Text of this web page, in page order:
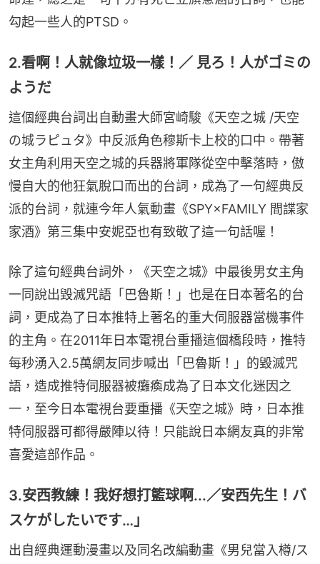
勾起一些人的PTSD。
2.看啊！人就像垃圾一樣！／ 見ろ！人がゴミの
ようだ
這個經典台詞出自動畫大師宮崎駿《天空之城 /天空
の城ラピュタ》中反派角色穆斯卡上校的口中。帶著
女主角利用天空之城的兵器將軍隊從空中擊落時，傲
慢自大的他狂氣脫口而出的台詞，成為了一句經典反
派的台詞，就連今年人氣動畫《SPY×FAMILY 間諜家
家酒》第三集中安妮亞也有致敬了這一句話喔！
除了這句經典台詞外，《天空之城》中最後男女主角
一同說出毀滅咒語「巴魯斯！」也是在日本著名的台
詞，更成為了日本推特上著名的重大伺服器當機事件
的主角。在2011年日本電視台重播這個橋段時，推特
每秒湧入2.5萬網友同步喊出「巴魯斯！」的毀滅咒
語，造成推特伺服器被癱瘓成為了日本文化迷因之
一，至今日本電視台要重播《天空之城》時，日本推
特伺服器可都得嚴陣以待！只能說日本網友真的非常
喜愛這部作品。
3.安西教練！我好想打籃球啊...／安西先生！バ
スケがしたいです…」
出自經典運動漫畫以及同名改編動畫《男兒當入樽/ス